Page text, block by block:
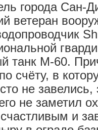
города Сан-
ветеран
танк М-60.
счёту, в
не завелись,
не заметил
и